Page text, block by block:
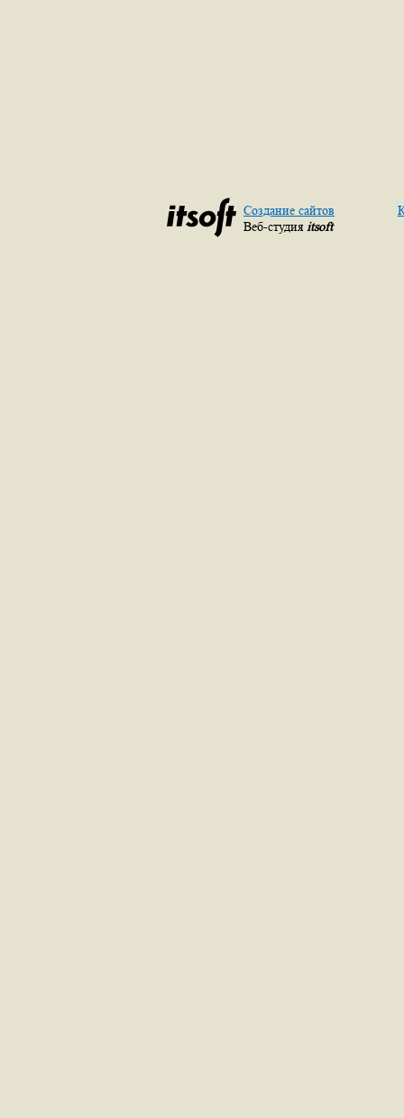
Создание сайтов
Веб-студия itsoft